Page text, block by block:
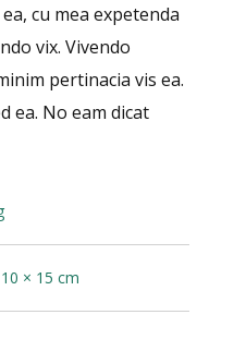
cu mea expetenda
vix. Vivendo
pertinacia vis ea.
ea. No eam dicat
× 15 cm